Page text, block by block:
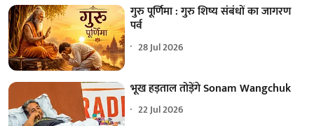
गुरु पूर्णिमा : गुरु शिष्य संबंधों का जागरण
पर्व
28 Jul 2026
भूख हड़ताल तोड़ेंगे Sonam Wangchuk
22 Jul 2026